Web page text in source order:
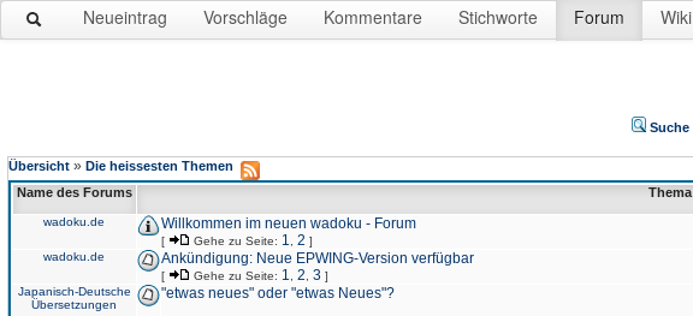
Neueintrag Vorschläge Kommentare Stichworte Forum Wiki
Suche
Übersicht » Die heissesten Themen
Name des Forums
Thema
wadoku.de Willkommen im neuen wadoku - Forum
[ Gehe zu Seite: 1 2 ]
wadoku.de Ankündigung: Neue EPWING-Version verfügbar
[ Gehe zu Seite: 1 2 3 ]
Japanisch-Deutsche
Übersetzungen
"etwas neues" oder "etwas Neues"?